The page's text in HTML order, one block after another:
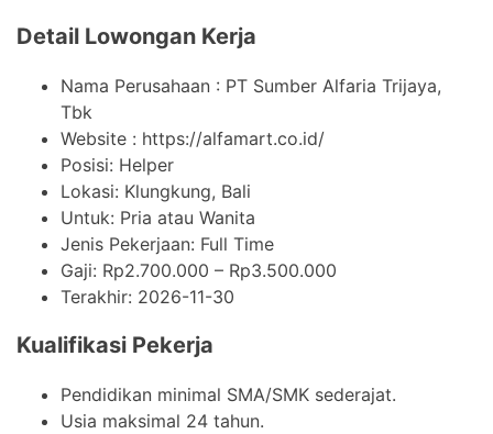
Detail Lowongan Kerja
Nama Perusahaan : PT Sumber Alfaria Trijaya,
Tbk
Website : https://alfamart.co.id/
Posisi: Helper
Lokasi: Klungkung, Bali
Untuk: Pria atau Wanita
Jenis Pekerjaan: Full Time
Gaji: Rp2.700.000 – Rp3.500.000
Terakhir: 2026-11-30
Kualifikasi Pekerja
Pendidikan minimal SMA/SMK sederajat.
Usia maksimal 24 tahun.